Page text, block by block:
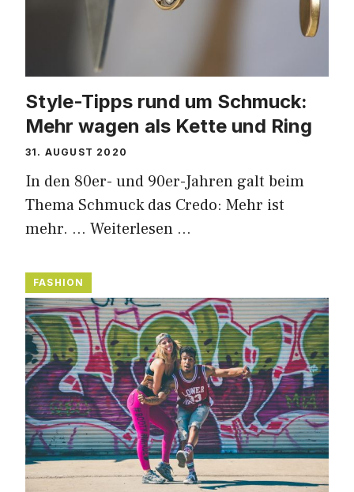
Style-Tipps rund um Schmuck:
Mehr wagen als Kette und Ring
31. AUGUST 2020
In den 80er- und 90er-Jahren galt beim
Thema Schmuck das Credo: Mehr ist
mehr. … Weiterlesen …
FASHION